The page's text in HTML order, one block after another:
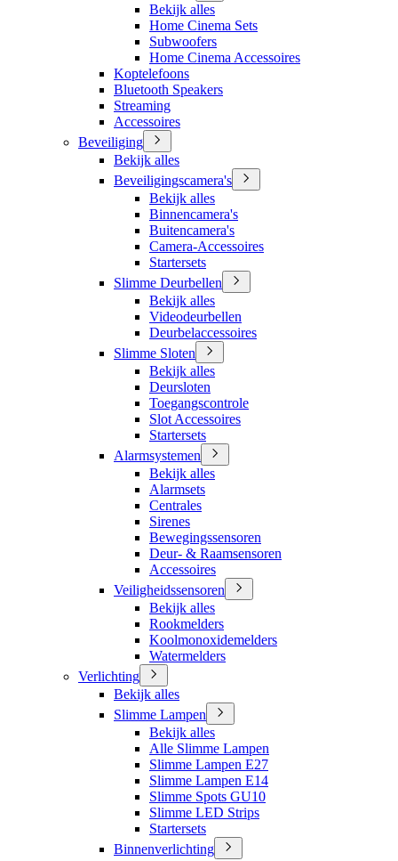
Bekijk alles
Home Cinema Sets
Subwoofers
Home Cinema Accessoires
Koptelefoons
Bluetooth Speakers
Streaming
Accessoires
Beveiliging
Bekijk alles
Beveiligingscamera's
Bekijk alles
Binnencamera's
Buitencamera's
Camera-Accessoires
Startersets
Slimme Deurbellen
Bekijk alles
Videodeurbellen
Deurbelaccessoires
Slimme Sloten
Bekijk alles
Deursloten
Toegangscontrole
Slot Accessoires
Startersets
Alarmsystemen
Bekijk alles
Alarmsets
Centrales
Sirenes
Bewegingssensoren
Deur- & Raamsensoren
Accessoires
Veiligheidssensoren
Bekijk alles
Rookmelders
Koolmonoxidemelders
Watermelders
Verlichting
Bekijk alles
Slimme Lampen
Bekijk alles
Alle Slimme Lampen
Slimme Lampen E27
Slimme Lampen E14
Slimme Spots GU10
Slimme LED Strips
Startersets
Binnenverlichting